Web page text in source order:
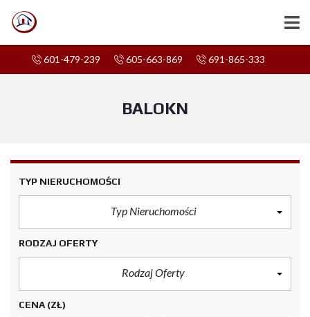
601-479-239 605-663-869 691-865-333
BALOKN
TYP NIERUCHOMOŚCI
Typ Nieruchomości
RODZAJ OFERTY
Rodzaj Oferty
CENA (ZŁ)